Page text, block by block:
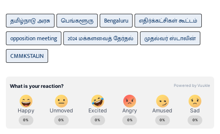
தமிழ்நாடு அரசு பெங்களூரு Bengaluru
எதிர்க்கட்சிகள் கூட்டம்
opposition meeting
2024 மக்களவைத் தேர்தல்
முதல்வர் ஸ்டாலின்
CMMKSTALIN